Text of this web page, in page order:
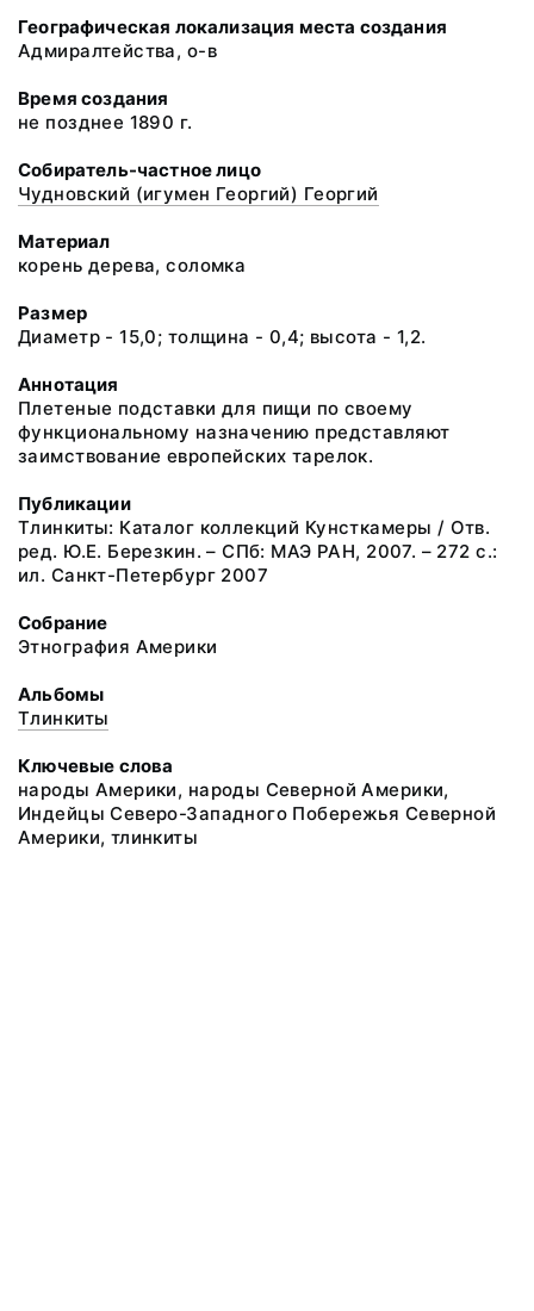
Географическая локализация места создания
Адмиралтейства, о-в
Время создания
не позднее 1890 г.
Собиратель-частное лицо
Чудновский (игумен Георгий) Георгий
Материал
корень дерева, соломка
Размер
Диаметр - 15,0; толщина - 0,4; высота - 1,2.
Аннотация
Плетеные подставки для пищи по своему
функциональному назначению представляют
заимствование европейских тарелок.
Публикации
Тлинкиты: Каталог коллекций Кунсткамеры / Отв.
ред. Ю.Е. Березкин. – СПб: МАЭ РАН, 2007. – 272 с.:
ил. Санкт-Петербург 2007
Собрание
Этнография Америки
Альбомы
Тлинкиты
Ключевые слова
народы Америки, народы Северной Америки,
Индейцы Северо-Западного Побережья Северной
Америки, тлинкиты